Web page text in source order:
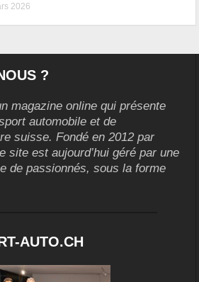
2026
?
magazine online qui présente
automobile et de
suisse. Fondé en 2012 par
site est aujourd’hui géré par une
de passionnés, sous la forme
AUTO.CH